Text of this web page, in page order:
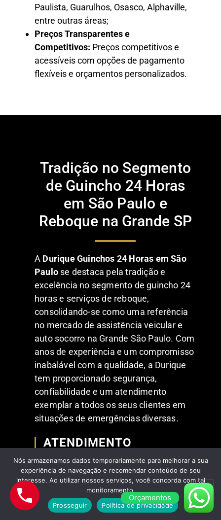
Paulista, Guarulhos, Osasco, Alphaville,
entre outras áreas;
Preços Transparentes e
Competitivos: Preços competitivos e
acessíveis com opções de pagamento
flexíveis e orçamentos personalizados.
Tradição no Segmento
de Guincho 24 Horas
em São Paulo e
Reboque na Grande SP
A Durique Guinchos 24 Horas em São
Paulo se destaca pela tradição e
excelência no segmento de guincho 24
horas e serviços de reboque,
consolidando-se como uma referência
no mercado de assistência veicular e
auto socorro na Grande São Paulo. Com
anos de experiência e um compromisso
inabalável com a qualidade, a Durique
tem proporcionado segurança,
confiabilidade e um atendimento
exemplar a todos os seus clientes em
situações de emergências diversas.
ATENDIMENTO
A prontidão para responder a
emergências a qualquer hora, em
qualquer dia da semana, inclusive em
feriados, é o que diferencia a Durique no
mercado de reboques.
Orçamentos
Nós armazenamos dados temporariamente para melhorar a sua
experiência de navegação e recomendar conteúdo de seu
interesse. Ao utilizar nossos serviços, você concorda com tal
monitoramento.
Prosseguir
Política de privacidade